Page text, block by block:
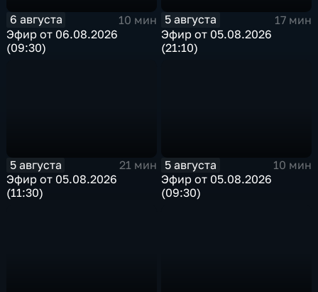
6 августа
10 мин
Эфир от 06.08.2026
(09:30)
5 августа
17 мин
Эфир от 05.08.2026
(21:10)
5 августа
21 мин
Эфир от 05.08.2026
(11:30)
5 августа
10 мин
Эфир от 05.08.2026
(09:30)